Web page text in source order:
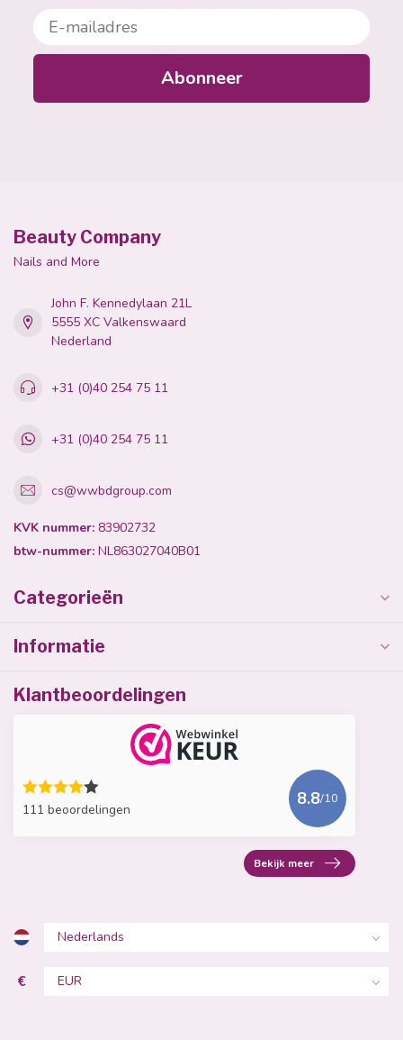
E-mailadres
Abonneer
Beauty Company
Nails and More
John F. Kennedylaan 21L
5555 XC Valkenswaard
Nederland
+31 (0)40 254 75 11
+31 (0)40 254 75 11
cs@wwbdgroup.com
KVK nummer: 83902732
btw-nummer: NL863027040B01
Categorieën
Informatie
Klantbeoordelingen
111 beoordelingen
8.8/10
Bekijk meer
€